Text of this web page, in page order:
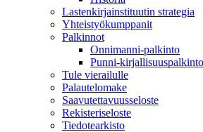
Lastenkirjainstituutin strategia
Yhteistyökumppanit
Palkinnot
Onnimanni-palkinto
Punni-kirjallisuuspalkinto
Tule vierailulle
Palautelomake
Saavutettavuusseloste
Rekisteriseloste
Tiedotearkisto